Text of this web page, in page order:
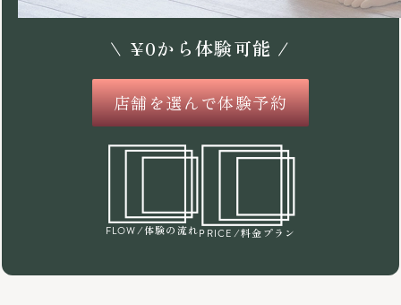
\ ¥0から体験可能 /
店舗を選んで体験予約
FLOW /体験の流れPRICE /料金プラン